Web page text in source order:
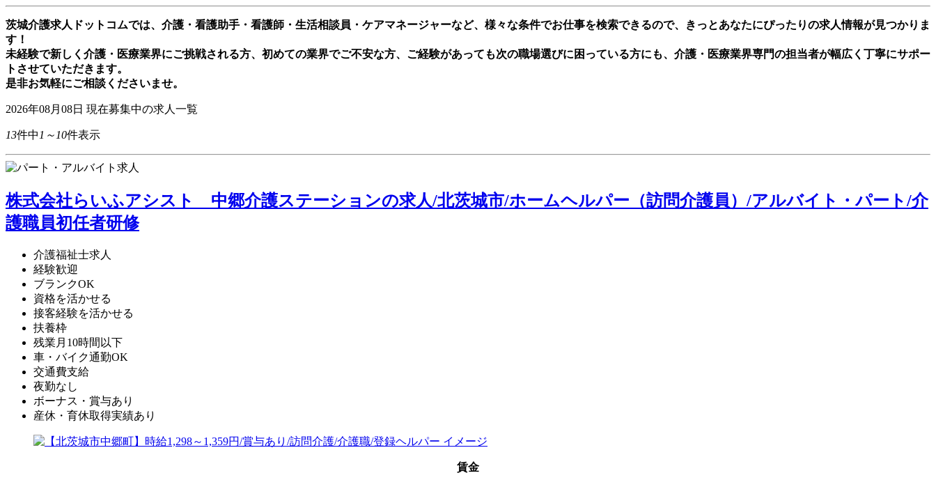
茨城介護求人ドットコムでは、介護・看護助手・看護師・生活相談員・ケアマネージャーなど、様々な条件でお仕事を検索できるので、きっとあなたにぴったりの求人情報が見つかりま
す！
未経験で新しく介護・医療業界にご挑戦される方、初めての業界でご不安な方、ご経験があっても次の職場選びに困っている方にも、介護・医療業界専門の担当者が幅広く丁寧にサポー
トさせていただきます。
是非お気軽にご相談くださいませ。
2026年08月08日 現在募集中の求人一覧
13件中1～10件表示
株式会社らいふアシスト 中郷介護ステーションの求人/北茨城市/ホームヘルパー（訪問介護員）/アルバイト・パート/介
護職員初任者研修
介護福祉士求人
経験歓迎
ブランクOK
資格を活かせる
接客経験を活かせる
扶養枠
残業月10時間以下
車・バイク通勤OK
交通費支給
夜勤なし
ボーナス・賞与あり
産休・育休取得実績あり
賃金